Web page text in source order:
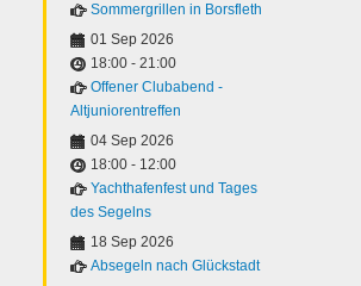
Sommergrillen in Borsfleth
01 Sep 2026
18:00 - 21:00
Offener Clubabend -
Altjuniorentreffen
04 Sep 2026
18:00 - 12:00
Yachthafenfest und Tages
des Segelns
18 Sep 2026
Absegeln nach Glückstadt